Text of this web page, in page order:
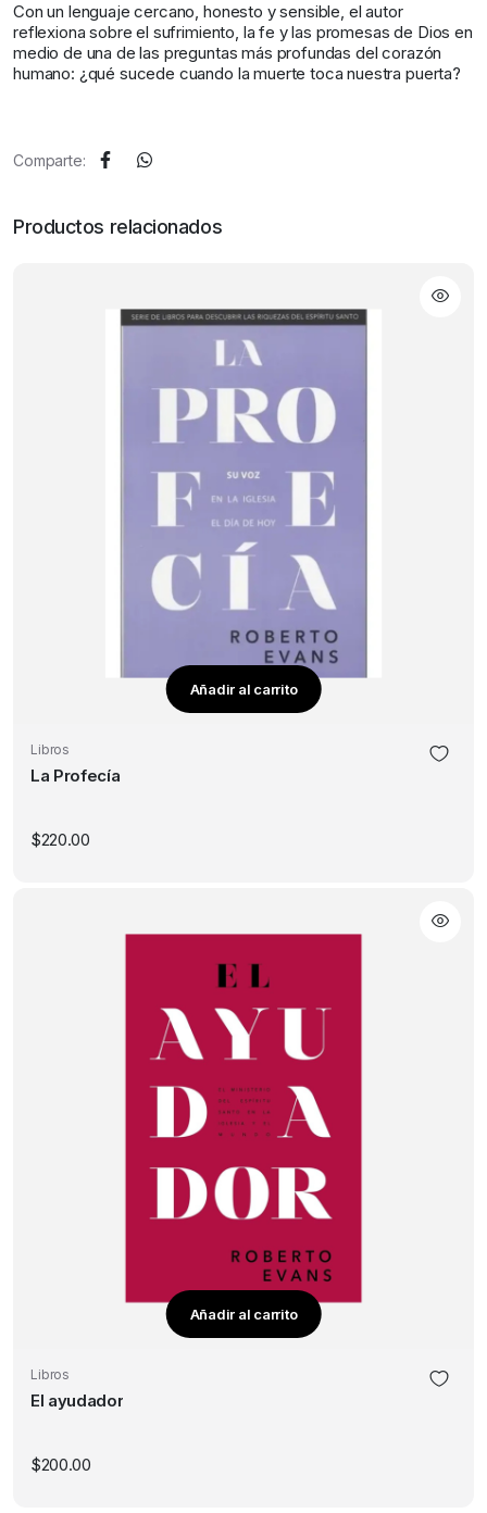
Con un lenguaje cercano, honesto y sensible, el autor
reflexiona sobre el sufrimiento, la fe y las promesas de Dios en
medio de una de las preguntas más profundas del corazón
humano: ¿qué sucede cuando la muerte toca nuestra puerta?
Comparte:
Productos relacionados
Añadir al carrito
Libros
La Profecía
$220.00
Añadir al carrito
Libros
El ayudador
$200.00